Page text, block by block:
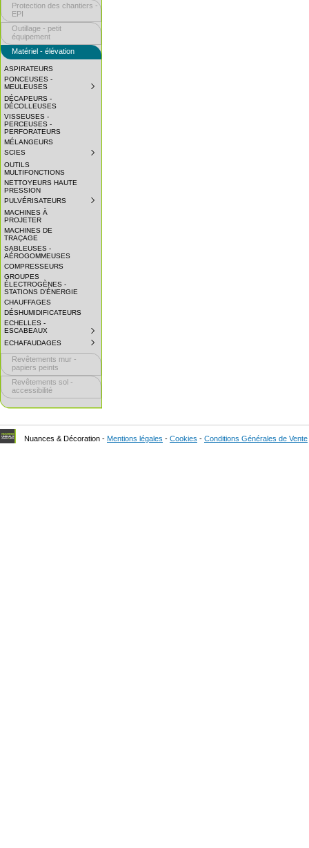
Protection des chantiers -
EPI
Outillage - petit
équipement
Matériel - élévation
ASPIRATEURS
PONCEUSES -
MEULEUSES
DÉCAPEURS -
DÉCOLLEUSES
VISSEUSES -
PERCEUSES -
PERFORATEURS
MÉLANGEURS
SCIES
OUTILS
MULTIFONCTIONS
NETTOYEURS HAUTE
PRESSION
PULVÉRISATEURS
MACHINES À
PROJETER
MACHINES DE
TRAÇAGE
SABLEUSES -
AÉROGOMMEUSES
COMPRESSEURS
GROUPES
ÉLECTROGÈNES -
STATIONS D'ÉNERGIE
CHAUFFAGES
DÉSHUMIDIFICATEURS
ECHELLES -
ESCABEAUX
COLLAPSED.
CLICK
TO
EXPAND
ECHAFAUDAGES
COLLAPSED.
CLICK
EXPAND
SUBMENU.
Revêtements mur -
papiers peints
Revêtements sol -
accessibilité
Nuances & Décoration - Mentions légales - Cookies - Conditions Générales de Vente